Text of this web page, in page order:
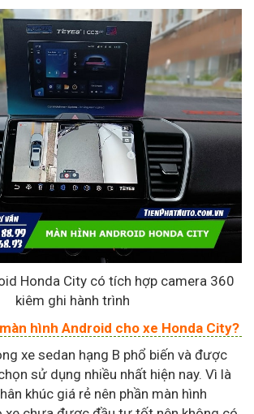
Honda City có tích hợp camera 360
kiêm ghi hành trình
hình Android cho xe Honda City?
xe sedan hạng B phổ biến và được
sử dụng nhiều nhất hiện nay. Vì là
khúc giá rẻ nên phần màn hình